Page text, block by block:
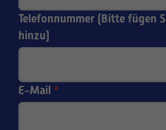
Telefonnummer (Bitte fügen
hinzu)
E-Mail *